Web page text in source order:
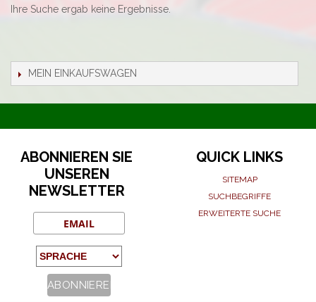
Ihre Suche ergab keine Ergebnisse.
MEIN EINKAUFSWAGEN
ABONNIEREN SIE
UNSEREN
NEWSLETTER
QUICK LINKS
SITEMAP
SUCHBEGRIFFE
ERWEITERTE SUCHE